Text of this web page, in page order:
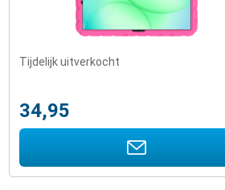
Tijdelijk uitverkocht
34,95